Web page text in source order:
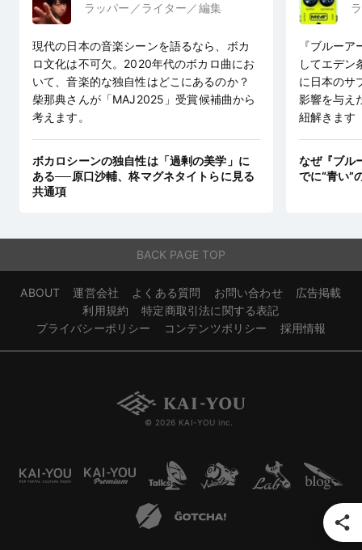
ラッパー／ライター／編集
現代の日本の音楽シーンを語るなら、ボカ
ロ文化は不可欠。2020年代のボカロ曲にお
いて、音楽的な独自性はどこにあるのか？
柴那典さんが「MAJ2025」受賞候補曲から
考えます。
ボカロシーンの独自性は「過剰の美学」に
ある──原口沙輔、柊マグネタイトらに見る
共通項
『ブルー
してエデン
に日本のサ
影響を与え
紐解きます
なぜ『ブル
でに“青い”
BACK PAGE TOP
ABOUT 運営会社 よくある質問 お問い合わせ
広告掲載
利用規約
特定商取引法に関する表記
プライバシーポリシー
コンテンツポリシー 採用情報
© 2026 KAI-YOU inc.